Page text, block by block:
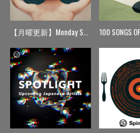
【月曜更新】Monday Spin 100 SONGS